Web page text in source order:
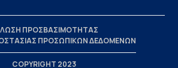
COPYRIGHT 2023
ΠΡΟΣΒΑΣΙΜΟΤΗΤΑΣ
ΠΡΟΣΩΠΙΚΩΝ ΔΕΔΟΜΕΝΩΝ